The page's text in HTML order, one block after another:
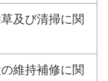
草及び清掃に関
の維持補修に関